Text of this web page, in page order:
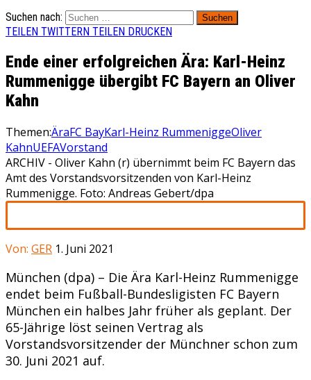
Suchen nach:
TEILEN TWITTERN TEILEN DRUCKEN
Ende einer erfolgreichen Ära: Karl-Heinz
Rummenigge übergibt FC Bayern an Oliver
Kahn
Themen:ÄraFC BayKarl-Heinz RummeniggeOliver
KahnUEFAVorstand
ARCHIV - Oliver Kahn (r) übernimmt beim FC Bayern das
Amt des Vorstandsvorsitzenden von Karl-Heinz
Rummenigge. Foto: Andreas Gebert/dpa
Von: GER 1. Juni 2021
München (dpa) – Die Ära Karl-Heinz Rummenigge
endet beim Fußball-Bundesligisten FC Bayern
München ein halbes Jahr früher als geplant. Der
65-Jährige löst seinen Vertrag als
Vorstandsvorsitzender der Münchner schon zum
30. Juni 2021 auf.